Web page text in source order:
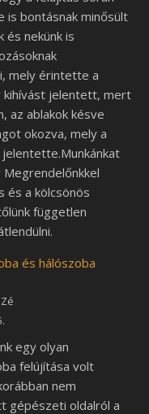
is bontásnak minősült
és nekünk is
mely érintette a
kihívást jelentett, mert
az ablakok késve
okozva, mely a
és a kölcsönös
független
és hálószoba
egy olyan
felújítása volt
nem
gépészeti oldalról a